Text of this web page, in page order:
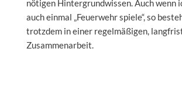
nötigen Hintergrundwissen. Auch wenn
auch einmal „Feuerwehr spiele“, so
trotzdem in einer regelmäßigen,
Zusammenarbeit.